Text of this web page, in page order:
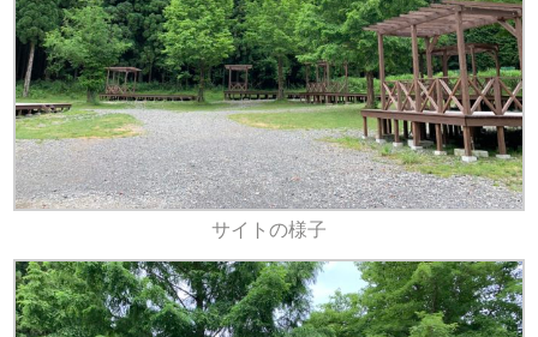
サイトの様子